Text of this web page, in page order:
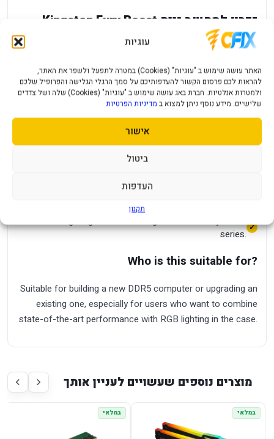
עוגיות
האתר עושה שימוש ב "עוגיות" (Cookies) במטרה לתפעל ולשפר את האתר,
להראות לכם פרסום הקשור להעדפותיכם על סמך הרגלי הגלישה והפרופיל שלכם
ולמטרות אנלטיות. חברת באג עושה שימוש ב "עוגיות" (Cookies) שלה ושל צדדים
שלישיים. מידע נוסף ניתן למצוא ב מדיניות הפרטיות
אישור
ביטול
העדפות
תקנון
זכרון למחשב נייח Kingston Fury Beast
RGB 16GB DDR5 5600MHZ C36 EXPO
desktop module designed for newer DDR5-based systems,
with support for performance profiles such as Intel XMP
and AMD EXPO on compatible motherboards.
Single 16GB DDR5 module.
5600MHz speed with CL36 timings.
RGB lighting and black design from the Fury Beast
series.
Who is this suitable for?
Suitable for building a new DDR5 computer or upgrading an
existing one, especially for users who want to combine
state-of-the-art performance with RGB lighting in the case.
מוצרים נוספים שעשויים לעניין אותך
במלאי במלאי